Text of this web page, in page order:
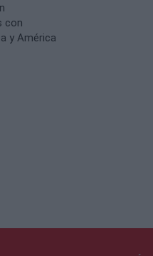
con
y América